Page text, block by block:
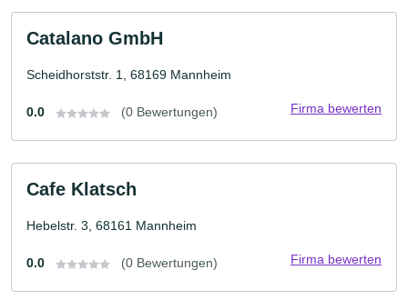
Catalano GmbH
Scheidhorststr. 1, 68169 Mannheim
0.0 (0 Bewertungen) Firma bewerten
Cafe Klatsch
Hebelstr. 3, 68161 Mannheim
0.0 (0 Bewertungen) Firma bewerten